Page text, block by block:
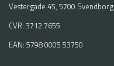
Vestergade 45, 5700 Svendborg
CVR: 3712 7655
EAN: 5798 0005 53750